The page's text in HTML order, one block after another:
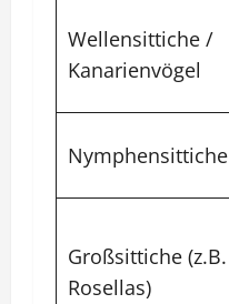
Wellensittiche /
Kanarienvögel
Nymphensittiche
Großsittiche (z.B.
Rosellas)